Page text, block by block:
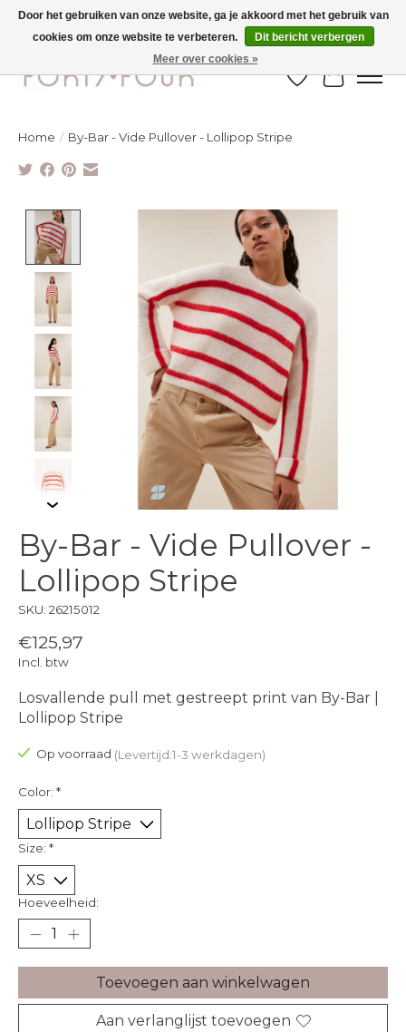
Ontdek de nieuwe najaarscollectie nu in de winkel - selectie online
Verlanglijst
Home / By-Bar - Vide Pullover - Lollipop Stripe
Product image slideshow Items
By-Bar - Vide Pullover -
Lollipop Stripe
SKU: 26215012
€125,97
Incl. btw
Losvallende pull met gestreept print van By-Bar |
Lollipop Stripe
Op voorraad (Levertijd:1-3 werkdagen)
Color: *
Size: *
Hoeveelheid:
Toevoegen aan winkelwagen
Aan verlanglijst toevoegen
Door het gebruiken van onze website, ga je akkoord met het gebruik van
cookies om onze website te verbeteren.
Dit bericht verbergen
Meer over cookies »